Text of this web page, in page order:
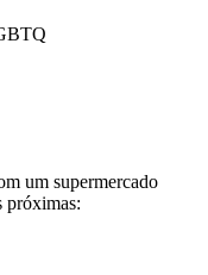
um supermercado
próximas: